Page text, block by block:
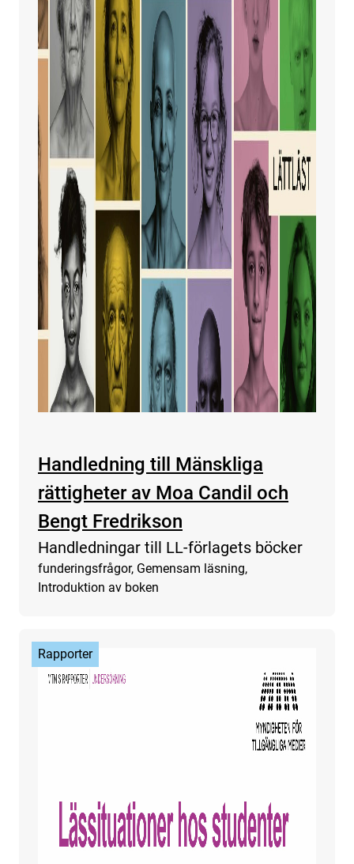
Handledning till Mänskliga
rättigheter av Moa Candil och
Bengt Fredrikson
Handledningar till LL-förlagets böcker
funderingsfrågor, Gemensam läsning,
Introduktion av boken
Rapporter